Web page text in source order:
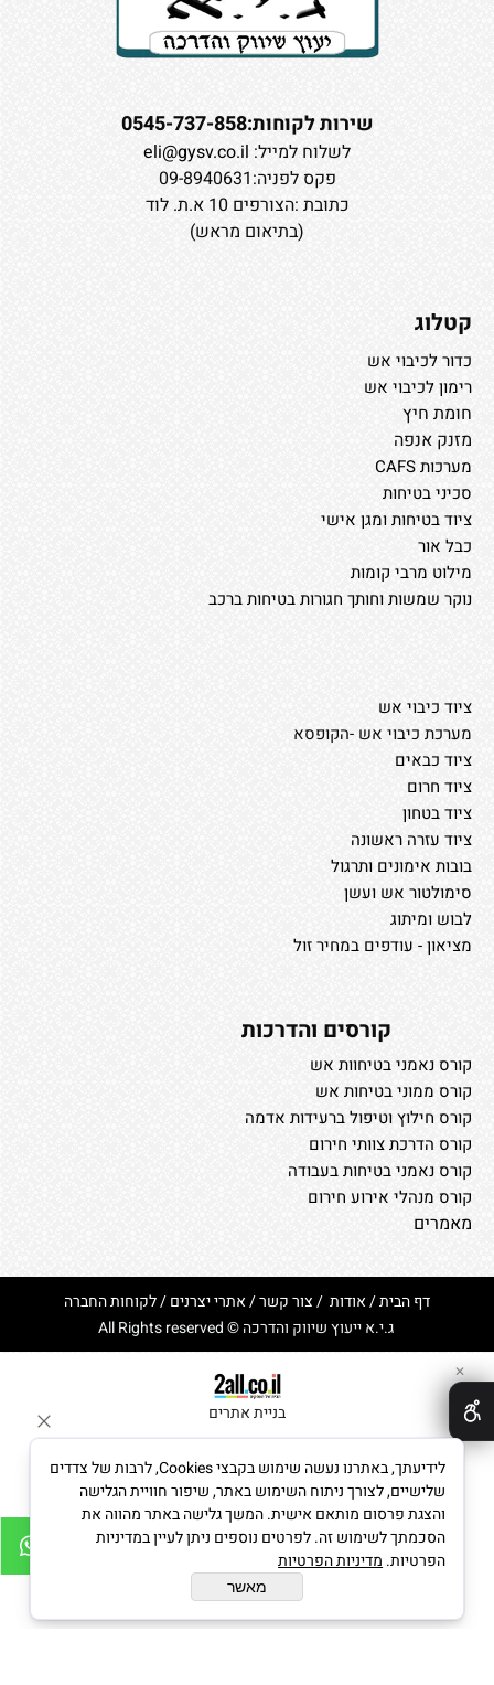
שירות לקוחות:0545-737-858
לשלוח למייל: eli@gysv.co.il
פקס לפניה:09-8940631
כתובת :הצורפים 10 א.ת. לוד
(בתיאום מראש)
קטלוג
כדור לכיבוי אש
רימון לכיבוי אש
חומת חיץ
מזנק אנפה
מערכות CAFS
סכיני בטיחות
ציוד בטיחות ומגן אישי
כבל אור
מילוט מרבי קומות
נוקר שמשות וחותך חגורות בטיחות ברכב
ציוד כיבוי אש
מערכת כיבוי אש -הקופסא
ציוד כבאים
ציוד חרום
ציוד בטחון
ציוד עזרה ראשונה
בובות אימונים ותרגול
סימולטור אש ועשן
לבוש ומיתוג
מציאון - עודפים במחיר זול
קורסים והדרכות
קורס נאמני בטיחוות אש
קורס ממוני בטיחות אש
קורס חילוץ וטיפול ברעידות אדמה
קורס הדרכת צוותי חירום
קורס נאמני בטיחות בעבודה
קורס מנהלי אירוע חירום
מאמרים
דף הבית/אודות /צור קשר/אתרי יצרנים/לקוחות החברה
ג.י.א ייעוץ שיווק והדרכה © All Rights reserved
בניית אתרים
✕
לידיעתך, באתרנו נעשה שימוש בקבצי Cookies, לרבות של צדדים
שלישיים, לצורך ניתוח השימוש באתר, שיפור חוויית הגלישה
והצגת פרסום מותאם אישית. המשך גלישה באתר מהווה את
הסכמתך לשימוש זה. לפרטים נוספים ניתן לעיין במדיניות
הפרטיות. מדיניות הפרטיות
מאשר